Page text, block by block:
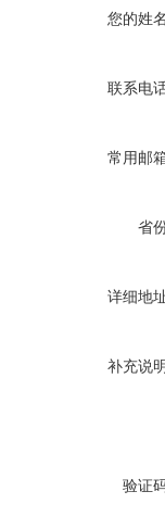
您的姓
联系电
常用邮
省
详细地
补充说
验证